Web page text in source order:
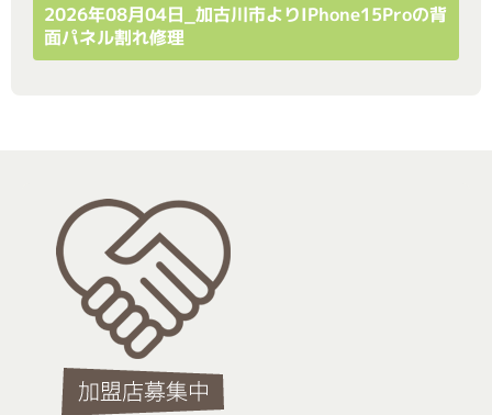
2026年08月04日_加古川市よりiPhone15Proの背
面パネル割れ修理